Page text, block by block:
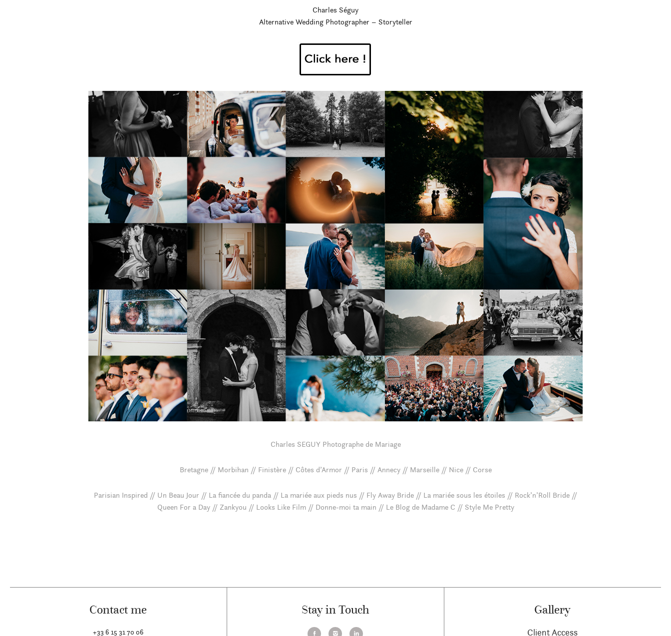
Charles Séguy
Alternative Wedding Photographer – Storyteller
Charles SEGUY Photographe de Mariage
Bretagne // Morbihan // Finistère // Côtes d’Armor // Paris // Annecy // Marseille // Nice // Corse
Parisian Inspired // Un Beau Jour // La fiancée du panda // La mariée aux pieds nus // Fly Away Bride // La mariée sous les étoiles // Rock’n’Roll Bride //
Queen For a Day // Zankyou // Looks Like Film // Donne-moi ta main // Le Blog de Madame C // Style Me Pretty
Contact me
+33 6 15 31 70 06
Stay in Touch Gallery
Client Access